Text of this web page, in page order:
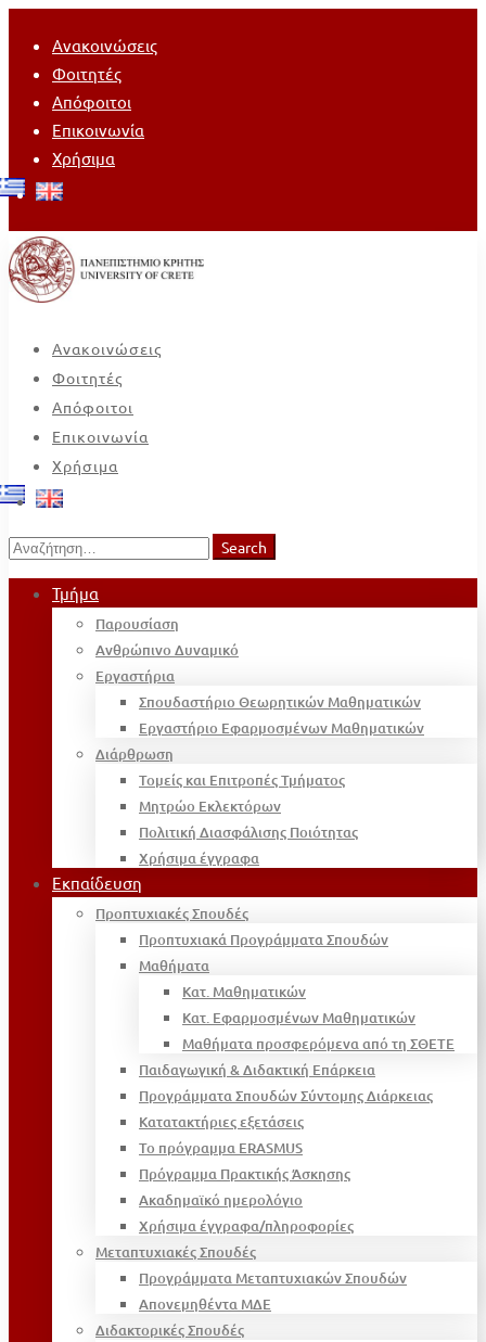
Ανακοινώσεις
Φοιτητές
Απόφοιτοι
Επικοινωνία
Χρήσιμα
Ανακοινώσεις
Φοιτητές
Απόφοιτοι
Επικοινωνία
Χρήσιμα
Search
for:
Search
Τμήμα
Παρουσίαση
Ανθρώπινο Δυναμικό
Εργαστήρια
Σπουδαστήριο Θεωρητικών Μαθηματικών
Εργαστήριο Εφαρμοσμένων Μαθηματικών
Διάρθρωση
Τομείς και Επιτροπές Τμήματος
Μητρώο Εκλεκτόρων
Πολιτική Διασφάλισης Ποιότητας
Χρήσιμα έγγραφα
Εκπαίδευση
Προπτυχιακές Σπουδές
Προπτυχιακά Προγράμματα Σπουδών
Μαθήματα
Κατ. Μαθηματικών
Κατ. Εφαρμοσμένων Μαθηματικών
Μαθήματα προσφερόμενα από τη ΣΘΕΤΕ
Παιδαγωγική & Διδακτική Επάρκεια
Προγράμματα Σπουδών Σύντομης Διάρκειας
Κατατακτήριες εξετάσεις
Το πρόγραμμα ERASMUS
Πρόγραμμα Πρακτικής Άσκησης
Ακαδημαϊκό ημερολόγιο
Χρήσιμα έγγραφα/πληροφορίες
Μεταπτυχιακές Σπουδές
Προγράμματα Μεταπτυχιακών Σπουδών
Απονεμηθέντα ΜΔΕ
Διδακτορικές Σπουδές